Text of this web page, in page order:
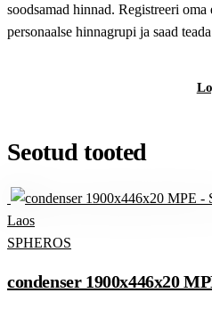
soodsamad hinnad. Registreeri
personaalse hinnagrupi ja saad
Seotud tooted
Laos
SPHEROS
condenser 1900x446x20